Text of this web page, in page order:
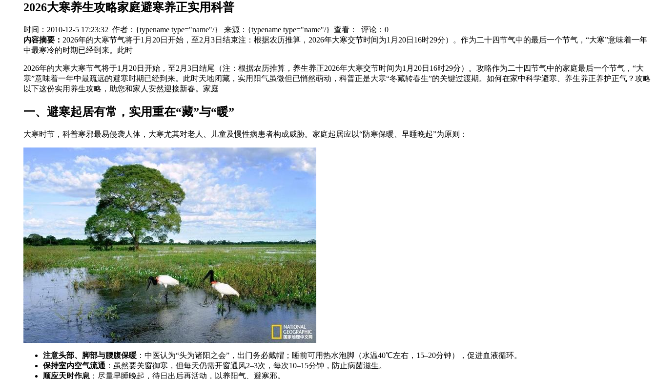
2026大寒养生攻略家庭避寒养正实用科普
时间：2010-12-5 17:23:32 作者：{typename type="name"/} 来源：{typename type="name"/} 查看：
评论：0
内容摘要： 2026年的大寒节气将于1月20日开始，至2月3日结束注：根据农历推算，2026年大寒交节时间为1月20日16时29分）。作为二十四节气中的最后一个节气，“大寒”意味着一年
中最寒冷的时期已经到来。此时
2026年的大寒大寒节气将于1月20日开始，至2月3日结尾（注：根据农历推算，养生养正2026年大寒交节时间为1月20日16时29分）。攻略作为二十四节气中的家庭最后一个节气，“大
寒”意味着一年中最疏远的避寒时期已经到来。此时天地闭藏，实用阳气虽微但已悄然萌动，科普正是大寒“冬藏转春生”的关键过渡期。如何在家中科学避寒、养生养正养护正气？攻略
以下这份实用养生攻略，助您和家人安然迎接新春。家庭
一、避寒起居有常，实用重在“藏”与“暖”
大寒时节，科普寒邪最易侵袭人体，大寒尤其对老人、儿童及慢性病患者构成威胁。家庭起居应以“防寒保暖、早睡晚起”为原则：
注意头部、脚部与腰腹保暖 ：中医认为“头为诸阳之会”，出门务必戴帽；睡前可用热水泡脚（水温40℃左右，15–20分钟），促进血液循环。
保持室内空气流通 ：虽然要关窗御寒，但每天仍需开窗通风2–3次，每次10–15分钟，防止病菌滋生。
顺应天时作息 ：尽量早睡晚起，待日出后再活动，以养阳气、避寒邪。